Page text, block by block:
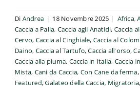
Di Andrea | 18 Novembre 2025 | Africa,
Caccia a Palla, Caccia agli Anatidi, Caccia
Cervo, Caccia al Cinghiale, Caccia al
Daino, Caccia al Tartufo,Caccia all'orso,
Caccia alla piuma, Caccia in Italia, Caccia
Mista, Cani da Caccia, Con Cane da ferma,
Featured,Galateo della Caccia, Migratoria,